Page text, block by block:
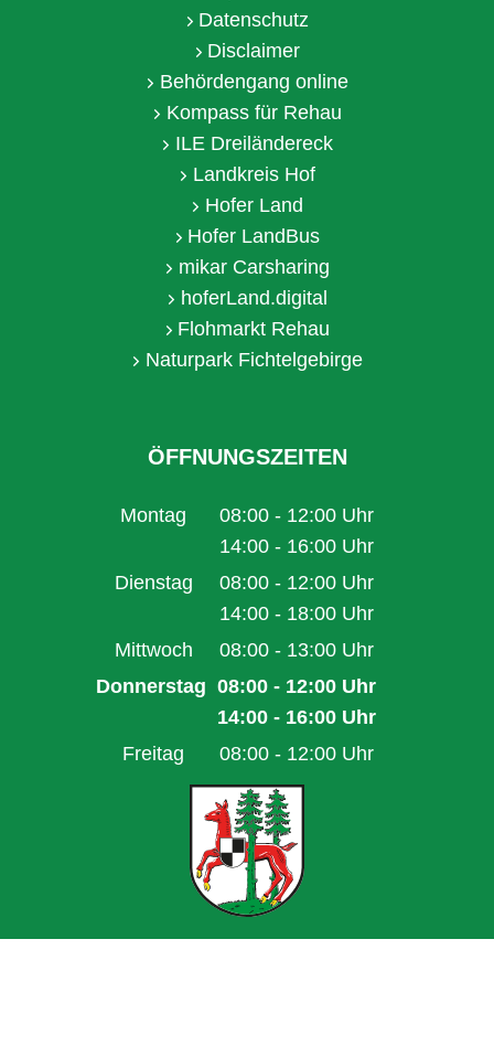
Datenschutz
Disclaimer
Behördengang online
Kompass für Rehau
ILE Dreiländereck
Landkreis Hof
Hofer Land
Hofer LandBus
mikar Carsharing
hoferLand.digital
Flohmarkt Rehau
Naturpark Fichtelgebirge
ÖFFNUNGSZEITEN
Montag 08:00 - 12:00 Uhr
Von 08:00 bis 12:00 Uhr
14:00 - 16:00 Uhr
Von 14:00 bis 16:00 Uhr
Dienstag 08:00 - 12:00 Uhr
Von 08:00 bis 12:00 Uhr
14:00 - 18:00 Uhr
Von 14:00 bis 18:00 Uhr
Mittwoch 08:00 - 13:00 Uhr
Von 08:00 bis 13:00 Uhr
Donnerstag 08:00 - 12:00 Uhr
Von 08:00 bis 12:00 Uhr
14:00 - 16:00 Uhr
Von 14:00 bis 16:00 Uhr
Freitag 08:00 - 12:00 Uhr
Von 08:00 bis 12:00 Uhr